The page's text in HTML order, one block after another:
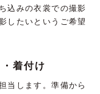
込みの衣裳での撮影
したいというご希望
着付け
当します。準備から